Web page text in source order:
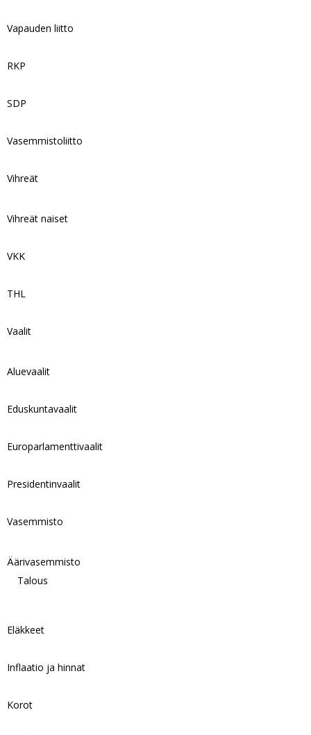
Vapauden liitto
RKP
SDP
Vasemmistoliitto
Vihreät
Vihreät naiset
VKK
THL
Vaalit
Aluevaalit
Eduskuntavaalit
Europarlamenttivaalit
Presidentinvaalit
Vasemmisto
Äärivasemmisto
Talous
Eläkkeet
Inflaatio ja hinnat
Korot